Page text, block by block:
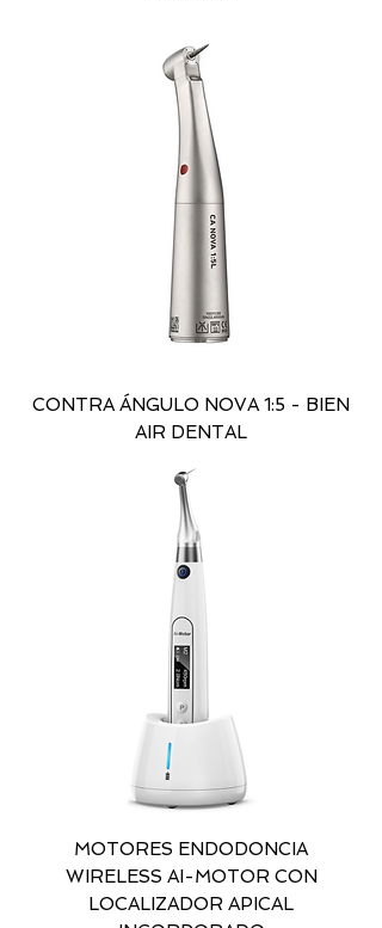
CONTRA ÁNGULO NOVA 1:5 - BIEN
AIR DENTAL
MOTORES ENDODONCIA
WIRELESS AI-MOTOR CON
LOCALIZADOR APICAL